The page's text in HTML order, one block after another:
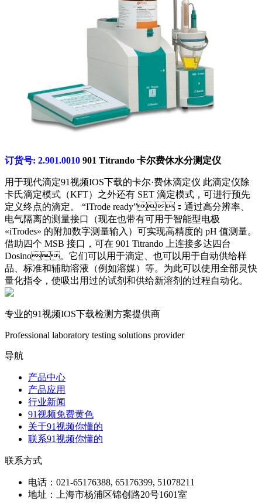
订货号: 2.901.0010 901 Titrando 卡尔费休水分测定仪
用于现代滴定91视频IOS下载的卡尔·费休滴定仪 此滴定仪除
卡氏滴定模式（KFT）之外还有 SET 滴定模式，可进行预先
定义终点的滴定。 “ITrode ready”：通过高分辨率、
电气隔离的测量接口（现在也带有可用于智能型电极
«iTrodes» 的附加数字测量输入）可实现高精度的 pH 值测量。
借助四个 MSB 接口，可在 901 Titrando 上连接多达四台
Dosino。它们可以用于滴定、也可以用于自动供给样
品、标准和辅助溶液（例如溶媒）等。为此可以使用全部灵快
量化指令，使吸出用过的试剂和供给新溶剂的过程自动化。
专业的91视频IOS下载检测方案提供商
Professional laboratory testing solutions provider
导航
产品中心
产品应用
行业新闻
91视频免费黄色
关于91视频你懂的
联系91视频你懂的
联系方式
电话：021-65176388, 65176399, 51078211
地址：上海市杨浦区锦创路20号1601室